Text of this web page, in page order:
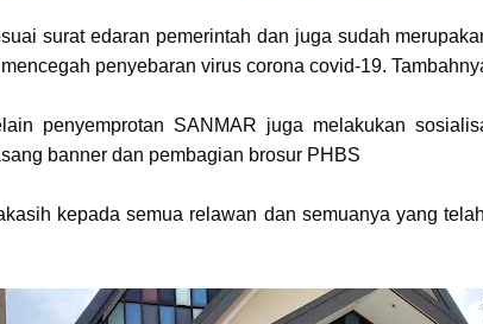
surat edaran pemerintah dan juga sudah
penyebaran virus corona covid-19.
penyemprotan SANMAR juga melakukan
banner dan pembagian brosur PHBS
kepada semua relawan dan semuanya yang